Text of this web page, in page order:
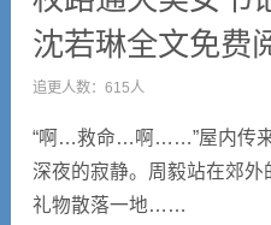
沈若琳全文免费
追更人数：615人
“啊…救命…啊……”屋内传来
深夜的寂静。周毅站在郊外
礼物散落一地……